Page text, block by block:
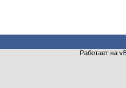
Работает на